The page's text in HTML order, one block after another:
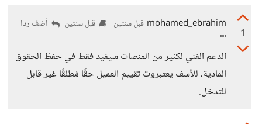
1
mohamed_ebrahim قبل سنتين قبل سنتين أضف ردا
الدعم الفني لكثير من المنصات سيفيد فقط في حفظ الحقوق
المادية، للأسف يعتبروت تقييم العميل حقًا مُطلقًا غير قابل
للتدخل.